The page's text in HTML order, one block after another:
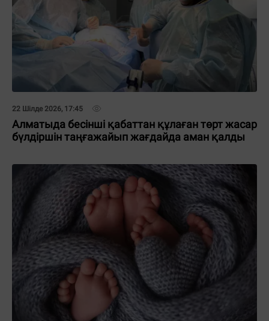
22 Шілде 2026, 17:45
Алматыда бесінші қабаттан құлаған төрт жасар
бүлдіршін таңғажайып жағдайда аман қалды